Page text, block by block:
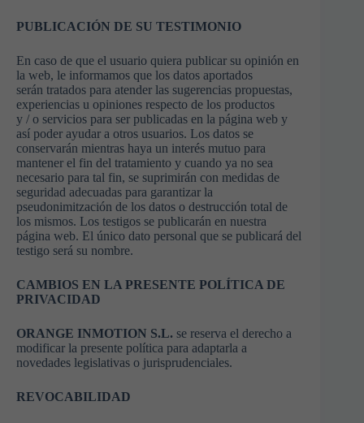
PUBLICACIÓN DE SU TESTIMONIO
En caso de que el usuario quiera publicar su opinión en
la web, le informamos que los datos aportados
serán tratados para atender las sugerencias propuestas,
experiencias u opiniones respecto de los productos
y / o servicios para ser publicadas en la página web y
así poder ayudar a otros usuarios. Los datos se
conservarán mientras haya un interés mutuo para
mantener el fin del tratamiento y cuando ya no sea
necesario para tal fin, se suprimirán con medidas de
seguridad adecuadas para garantizar la
pseudonimitzación de los datos o destrucción total de
los mismos. Los testigos se publicarán en nuestra
página web. El único dato personal que se publicará del
testigo será su nombre.
CAMBIOS EN LA PRESENTE POLÍTICA DE
PRIVACIDAD
ORANGE INMOTION S.L. se reserva el derecho a
modificar la presente política para adaptarla a
novedades legislativas o jurisprudenciales.
REVOCABILIDAD